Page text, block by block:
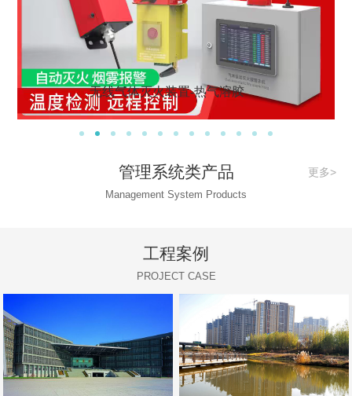
无线气体灭火装置-热气溶胶
管理系统类产品 更多>
Management System Products
工程案例
PROJECT CASE